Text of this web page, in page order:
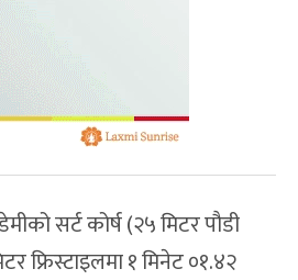
सर्ट कोर्ष (२५ मिटर पौडी
फ्रिस्टाइलमा १ मिनेट ०१.४२